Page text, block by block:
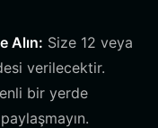
Alın: Size 12 veya
verilecektir.
bir yerde